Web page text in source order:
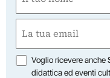
(Required)
First
(Required)
Opzioni
Voglio ricevere anche
didattica ed eventi